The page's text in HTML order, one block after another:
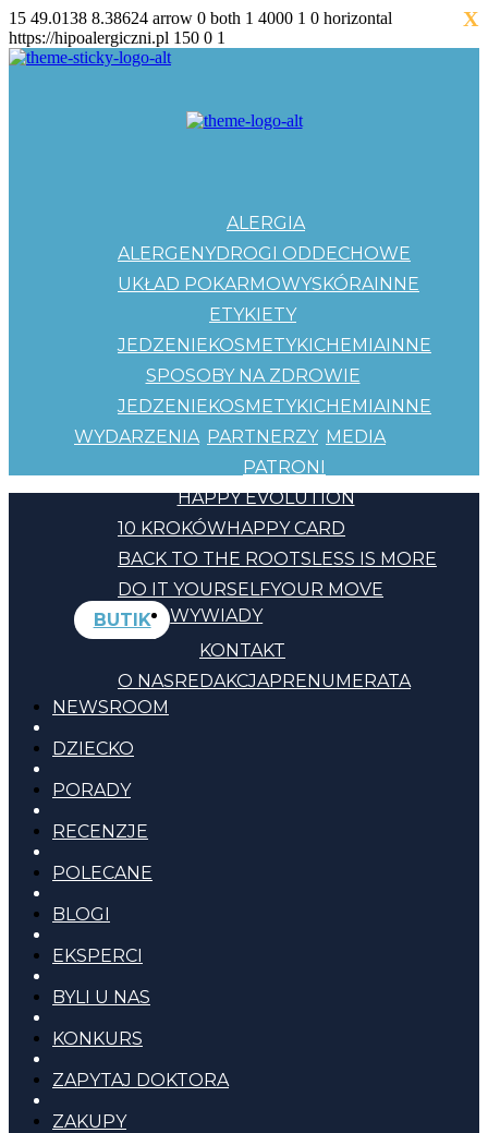
15 49.0138 8.38624 arrow 0 both 1 4000 1 0 horizontal
https://hipoalergiczni.pl 150 0 1
ALERGIA
ALERGENYDROGI ODDECHOWE
UKŁAD POKARMOWYSKÓRAINNE
ETYKIETY
JEDZENIEKOSMETYKICHEMIAINNE
SPOSOBY NA ZDROWIE
JEDZENIEKOSMETYKICHEMIAINNE
WYDARZENIA PARTNERZY
PATRONI
MEDIA
HAPPY EVOLUTION
10 KROKÓWHAPPY CARD
BACK TO THE ROOTSLESS IS MORE
DO IT YOURSELFYOUR MOVE
BUTIK
KONTAKT
O NASREDAKCJAPRENUMERATA
WYWIADY
NEWSROOM
DZIECKO
PORADY
RECENZJE
POLECANE
BLOGI
EKSPERCI
BYLI U NAS
KONKURS
ZAPYTAJ DOKTORA
ZAKUPY
X